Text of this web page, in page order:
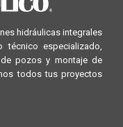
hidráulicas integrales
especializado,
pozos y montaje de
todos tus proyectos